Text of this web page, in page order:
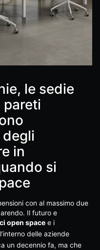
le sedie
pareti
in
si
con al massimo due
Il futuro e
open space e i
delle aziende
un decennio fa, ma che